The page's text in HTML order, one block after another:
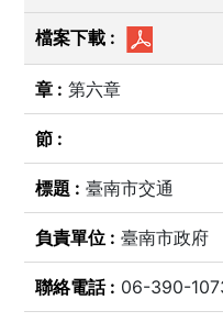
第六章
臺南市交通
臺南市政府
06-390-